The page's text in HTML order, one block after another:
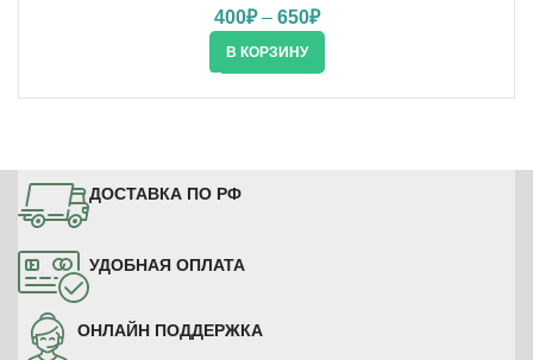
400₽– 650₽
В КОРЗИНУ
ДОСТАВКА ПО РФ
УДОБНАЯ ОПЛАТА
ОНЛАЙН ПОДДЕРЖКА